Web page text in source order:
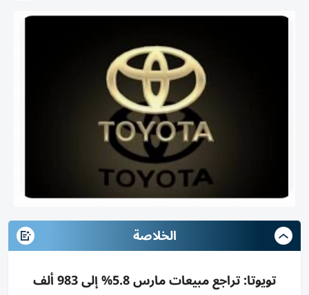
الخلاصة
تويوتا: تراجع مبيعات مارس 5.8% إلى 983 ألف